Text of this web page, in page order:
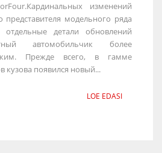
изменений
модельного ряда
детали обновлений
автомобильчик более
Прежде всего, в гамме
кузова появился новый...
LOE EDASI